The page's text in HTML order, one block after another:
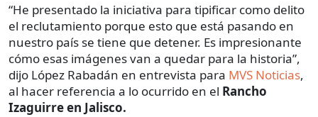
“He presentado la iniciativa para tipificar como delito
el reclutamiento porque esto que está pasando en
nuestro país se tiene que detener. Es impresionante
cómo esas imágenes van a quedar para la historia”,
dijo López Rabadán en entrevista para MVS Noticias,
al hacer referencia a lo ocurrido en el Rancho
Izaguirre en Jalisco.